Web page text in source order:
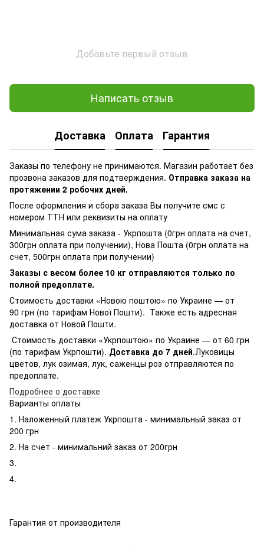
Добавьте первый отзыв
Написать отзыв
Доставка Оплата Гарантия
Заказы по телефону не принимаются. Магазин работает без
прозвона заказов для подтверждения. Отправка заказа на
протяжении 2 робочих дней.
После оформления и сбора заказа Вы получите смс с
номером ТТН или реквизиты на оплату
Минимальная сума заказа - Укрпошта (0грн оплата на счет,
300грн оплата при получении), Нова Пошта (0грн оплата на
счет, 500грн оплата при получении)
Заказы с весом более 10 кг отправляются только по
полной предоплате.
Стоимость доставки «Новою поштою» по Украине — от
90 грн (по тарифам Нової Пошти). Также есть адресная
доставка от Новой Пошти.
Стоимость доставки «Укрпоштою» по Украине — от 60 грн
(по тарифам Укрпошти). Доставка до 7 дней.Луковицы
цветов, лук озимая, лук, саженцы роз отправляются по
предоплате.
Подробнее о доставке
Варианты оплаты
1. Наложенный платеж Укрпошта - минимальный заказ от
200 грн
2. На счет - минимальний заказ от 200грн
3.
4.
Гарантия от производителя